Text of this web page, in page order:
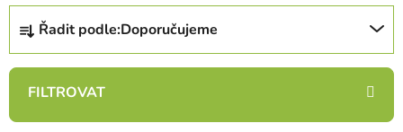
Ř
z
n
Řadit podle:Doporučujeme